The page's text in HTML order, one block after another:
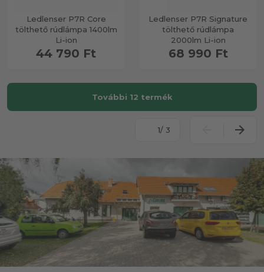
Ledlenser P7R Core
tölthető rúdlámpa 1400lm
Li-ion
44 790 Ft
Ledlenser P7R Signature
tölthető rúdlámpa
2000lm Li-ion
68 990 Ft
További 12 termék
/ 3